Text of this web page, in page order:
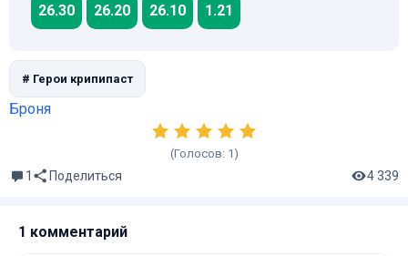
26.30 26.20 26.10 1.21
# Герои крипипаст
Броня
(Голосов: 1 )
1 Поделиться 4 339
1 комментарий